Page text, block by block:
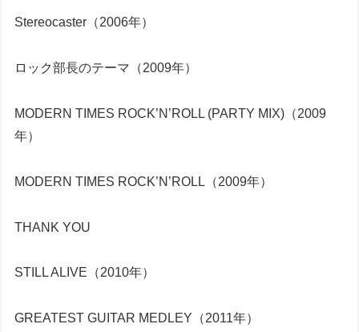
Stereocaster（2006年）
ロック部長のテーマ（2009年）
MODERN TIMES ROCK’N’ROLL (PARTY MIX)（2009
年）
MODERN TIMES ROCK’N’ROLL（2009年）
THANK YOU
STILL ALIVE（2010年）
GREATEST GUITAR MEDLEY（2011年）